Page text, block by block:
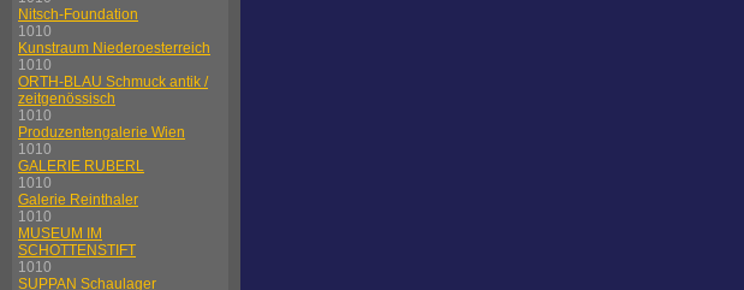
Nitsch-Foundation
1010
Kunstraum Niederoesterreich
1010
ORTH-BLAU Schmuck antik /
zeitgenössisch
1010
Produzentengalerie Wien
1010
GALERIE RUBERL
1010
Galerie Reinthaler
1010
MUSEUM IM
SCHOTTENSTIFT
1010
SUPPAN Schaulager